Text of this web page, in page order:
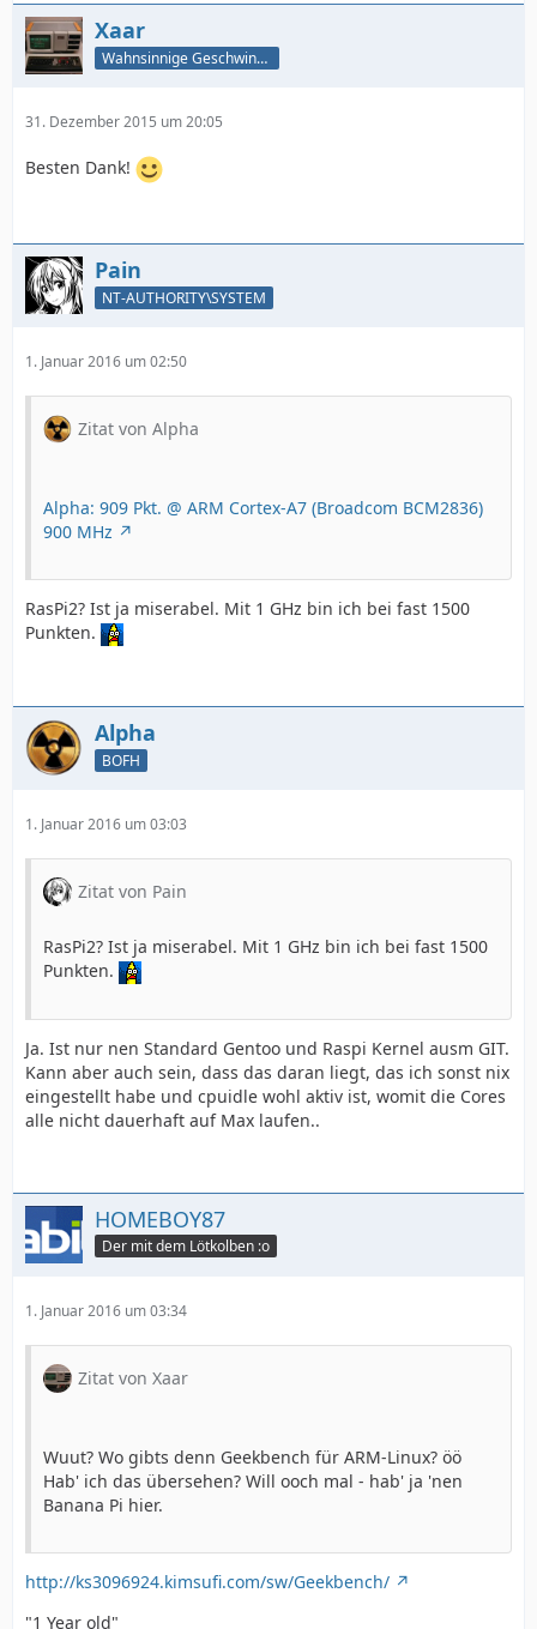
Xaar
Wahnsinnige Geschwindigkeit - und los!
31. Dezember 2015 um 20:05
Besten Dank!
Pain
NT-AUTHORITY\SYSTEM
1. Januar 2016 um 02:50
Zitat von Alpha
Alpha: 909 Pkt. @ ARM Cortex-A7 (Broadcom BCM2836)
900 MHz
RasPi2? Ist ja miserabel. Mit 1 GHz bin ich bei fast 1500
Punkten.
Alpha
BOFH
1. Januar 2016 um 03:03
Zitat von Pain
RasPi2? Ist ja miserabel. Mit 1 GHz bin ich bei fast 1500
Punkten.
Ja. Ist nur nen Standard Gentoo und Raspi Kernel ausm GIT.
Kann aber auch sein, dass das daran liegt, das ich sonst nix
eingestellt habe und cpuidle wohl aktiv ist, womit die Cores
alle nicht dauerhaft auf Max laufen..
HOMEBOY87
Der mit dem Lötkolben :o
1. Januar 2016 um 03:34
Zitat von Xaar
Wuut? Wo gibts denn Geekbench für ARM-Linux? öö
Hab' ich das übersehen? Will ooch mal - hab' ja 'nen
Banana Pi hier.
http://ks3096924.kimsufi.com/sw/Geekbench/
"1 Year old"